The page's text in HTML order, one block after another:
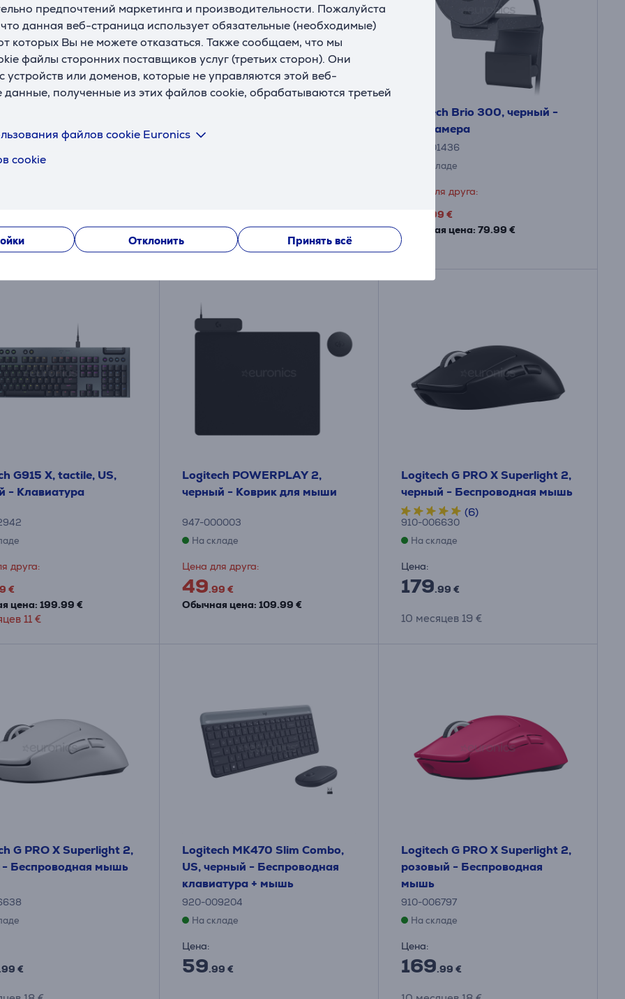
предпочтений маркетинга и производительности. Пожалуйста
данная веб-страница использует обязательные (необходимые)
которых Вы не можете отказаться. Также сообщаем, что мы
файлы сторонних поставщиков услуг (третьих сторон). Они
устройств или доменов, которые не управляются этой веб-
данные, полученные из этих файлов cookie, обрабатываются третьей
файлов cookie Euronics
cookie
Отклонить Принять всё
G213 Prodigy, SWE,
- Клавиатура
цена: 89.99 €
SWE, черный - Клавиатура
Обычная цена: 109.99 €
Logitech Brio 300, черный -
Веб-камера
960-001436
На складе
Цена для друга:
.99 €
Обычная цена: 79.99 €
G915 X, tactile, US,
- Клавиатура
друга:
€
цена: 199.99 €
11 €
Logitech POWERPLAY 2,
черный - Коврик для мыши
947-000003
На складе
Цена для друга:
49.99 €
Обычная цена: 109.99 €
Logitech G PRO X Superlight 2,
черный - Беспроводная мышь
(6)
910-006630
На складе
Цена:
179.99 €
10 месяцев 19 €
G PRO X Superlight 2,
Беспроводная мышь
.99 €
Logitech MK470 Slim Combo,
US, черный - Беспроводная
клавиатура + мышь
920-009204
На складе
Цена:
59.99 €
Logitech G PRO X Superlight 2,
розовый - Беспроводная
мышь
910-006797
На складе
Цена:
169.99 €